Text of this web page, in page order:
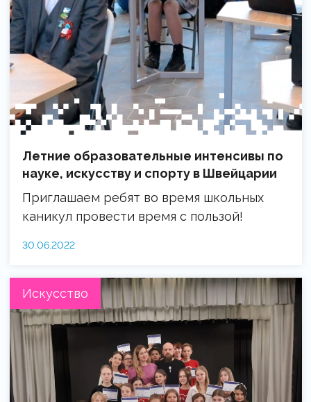
Летние образовательные интенсивы по
науке, искусству и спорту в Швейцарии
Приглашаем ребят во время школьных
каникул провести время с пользой!
30.06.2022
Искусство